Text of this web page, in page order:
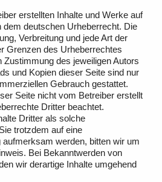
erstellten Inhalte und Werke auf
dem deutschen Urheberrecht. Die
Verbreitung und jede Art der
Grenzen des Urheberrechtes
Zustimmung des jeweiligen Autors
und Kopien dieser Seite sind nur
Gebrauch gestattet.
Seite nicht vom Betreiber erstellt
Dritter beachtet.
Dritter als solche
trotzdem auf eine
werden, bitten wir um
Bei Bekanntwerden von
wir derartige Inhalte umgehend